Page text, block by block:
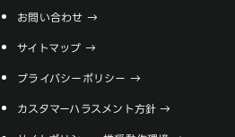
お問い合わせ
サイトマップ
プライバシーポリシー
カスタマーハラスメント方針